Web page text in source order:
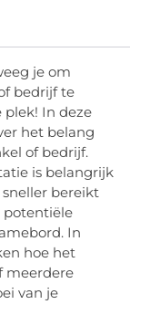
je om
bedrijf te
plek! In deze
het belang
of bedrijf.
is belangrijk
bereikt
potentiële
In
hoe het
meerdere
van je